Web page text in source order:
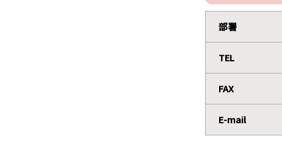
部署
TEL
FAX
E-mail